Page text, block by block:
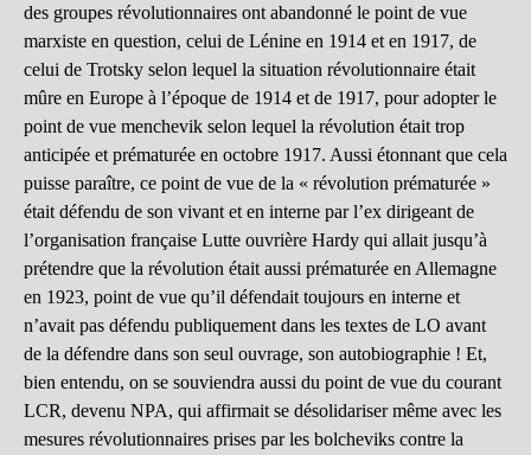
des groupes révolutionnaires ont abandonné le point de vue
marxiste en question, celui de Lénine en 1914 et en 1917, de
celui de Trotsky selon lequel la situation révolutionnaire était
mûre en Europe à l’époque de 1914 et de 1917, pour adopter le
point de vue menchevik selon lequel la révolution était trop
anticipée et prématurée en octobre 1917. Aussi étonnant que cela
puisse paraître, ce point de vue de la « révolution prématurée »
était défendu de son vivant et en interne par l’ex dirigeant de
l’organisation française Lutte ouvrière Hardy qui allait jusqu’à
prétendre que la révolution était aussi prématurée en Allemagne
en 1923, point de vue qu’il défendait toujours en interne et
n’avait pas défendu publiquement dans les textes de LO avant
de la défendre dans son seul ouvrage, son autobiographie ! Et,
bien entendu, on se souviendra aussi du point de vue du courant
LCR, devenu NPA, qui affirmait se désolidariser même avec les
mesures révolutionnaires prises par les bolcheviks contre la